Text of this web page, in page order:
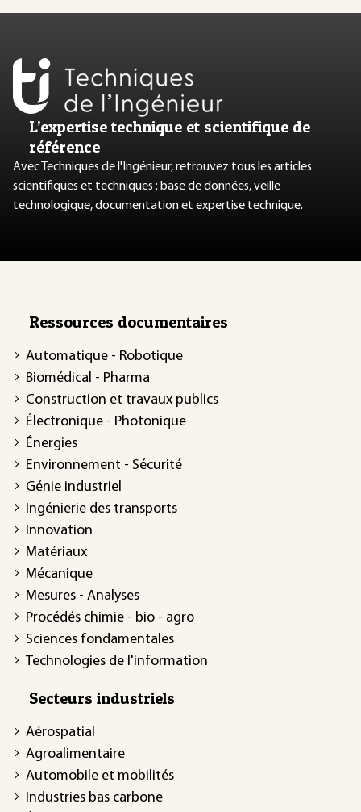
L’expertise technique et scientifique de
référence
Avec Techniques de l'Ingénieur, retrouvez tous les articles
scientifiques et techniques : base de données, veille
technologique, documentation et expertise technique.
Ressources documentaires
Automatique - Robotique
Biomédical - Pharma
Construction et travaux publics
Électronique - Photonique
Énergies
Environnement - Sécurité
Génie industriel
Ingénierie des transports
Innovation
Matériaux
Mécanique
Mesures - Analyses
Procédés chimie - bio - agro
Sciences fondamentales
Technologies de l'information
Secteurs industriels
Aérospatial
Agroalimentaire
Automobile et mobilités
Industries bas carbone